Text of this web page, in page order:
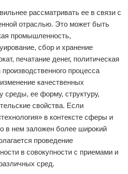
рассматривать ее в связи с
отраслью. Это может быть
промышленность,
сбор и хранение
печатание денег, политическая
процесса
качественных
среды, ее форму, структуру,
свойства. Если
в контексте сферы и
в нем заложен более широкий
проведение
в совокупности с приемами и
сред.